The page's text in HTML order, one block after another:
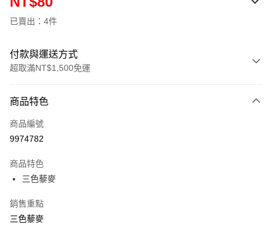
已賣出：4件
付款與運送方式
超取滿NT$1,500免運
信用卡一次付款
LINE Pay
悠遊付
Google Pay
全盈+PAY
商品特色
商品編號
9974782
商品特色
三色藜麥
銷售重點
三色藜麥